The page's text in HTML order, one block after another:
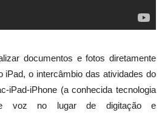
documentos e fotos diretamente
iPad, o intercâmbio das atividades do
iPad-iPhone (a conhecida tecnologia
voz no lugar de digitação e